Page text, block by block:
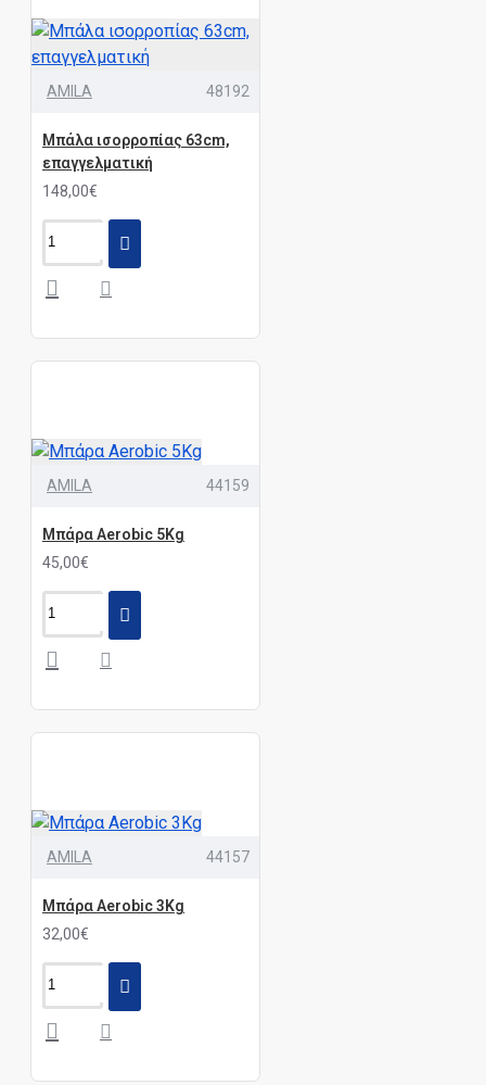
AMILA 48192
Μπάλα ισορροπίας 63cm,
επαγγελματική
148,00€
AMILA 44159
Μπάρα Aerobic 5Kg
45,00€
AMILA 44157
Μπάρα Aerobic 3Kg
32,00€